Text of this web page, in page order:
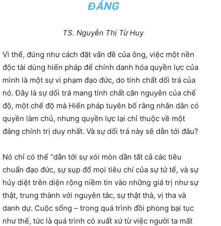
ĐÁNG
TS. Nguyễn Thị Từ Huy
Vì thế, đúng như cách đặt vấn đề của ông, việc một nền
độc tài dùng hiến pháp để chính danh hóa quyền lực của
mình là một sự vi phạm đạo đức, do tính chất dối trá của
nó. Đây là sự dối trá mang tính chất căn nguyên của chế
độ, một chế độ mà Hiến pháp tuyên bố rằng nhân dân có
quyền làm chủ, nhưng quyền lực lại chỉ thuộc về một
đảng chính trị duy nhất. Và sự dối trá này sẽ dẫn tới đâu?
Nó chỉ có thể “dẫn tới sự xói mòn dần tất cả các tiêu
chuẩn đạo đức, sự sụp đổ mọi tiêu chí của sự tử tế, và sự
hủy diệt trên diện rộng niềm tin vào những giá trị như sự
thật, trung thành với nguyên tắc, sự thật thà, vị tha và
danh dự. Cuộc sống – trong quá trình đồi phong bại tục
như thế, tức là quá trình có xuất xứ từ việc người ta mất